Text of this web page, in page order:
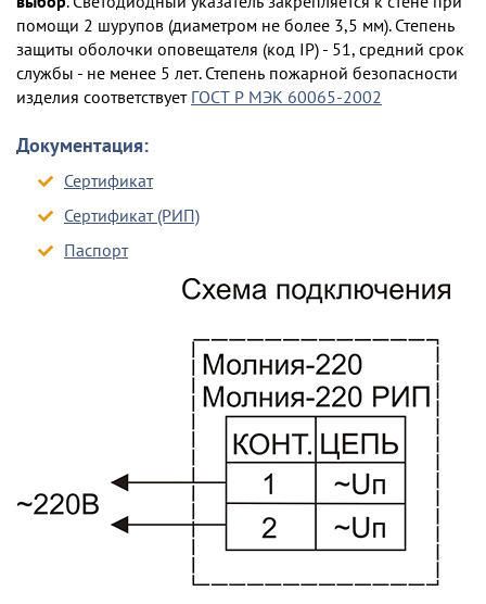
помощи 2 шурупов (диаметром не более 3,5 мм). Степень
защиты оболочки оповещателя (код IP) - 51, средний срок
службы - не менее 5 лет. Степень пожарной безопасности
изделия соответствует ГОСТ Р МЭК 60065-2002
Документация:
Сертификат
Сертификат (РИП)
Паспорт